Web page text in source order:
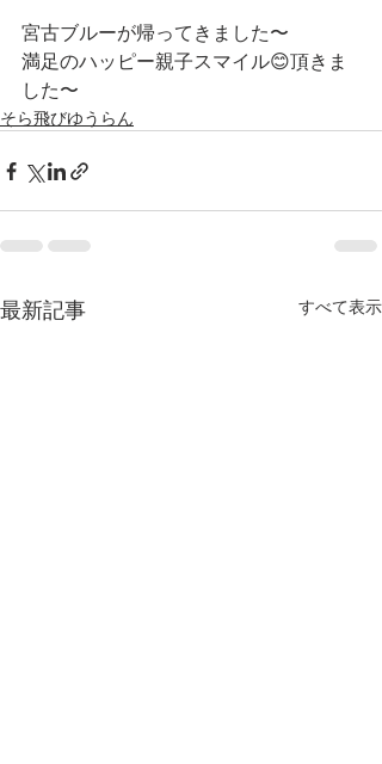
宮古ブルーが帰ってきました〜
満足のハッピー親子スマイル😊頂きま
した〜
そら飛びゆうらん
最新記事 すべて表示